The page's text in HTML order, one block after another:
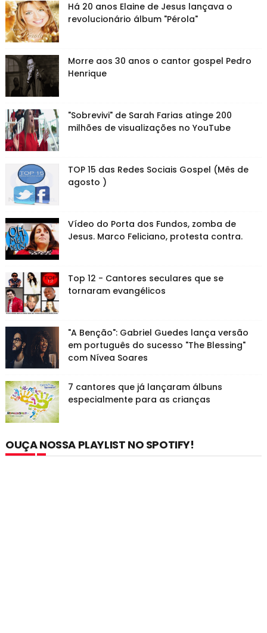
Há 20 anos Elaine de Jesus lançava o
revolucionário álbum "Pérola"
Morre aos 30 anos o cantor gospel Pedro
Henrique
"Sobrevivi" de Sarah Farias atinge 200
milhões de visualizações no YouTube
TOP 15 das Redes Sociais Gospel (Mês de
agosto )
Vídeo do Porta dos Fundos, zomba de
Jesus. Marco Feliciano, protesta contra.
Top 12 - Cantores seculares que se
tornaram evangélicos
"A Benção": Gabriel Guedes lança versão
em português do sucesso "The Blessing"
com Nívea Soares
7 cantores que já lançaram álbuns
especialmente para as crianças
OUÇA NOSSA PLAYLIST NO SPOTIFY!